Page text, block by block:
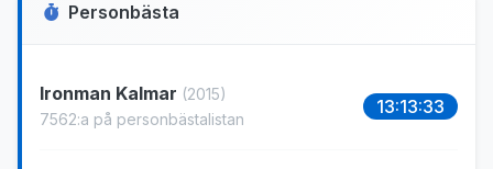
Personbästa
Ironman Kalmar (2015)
7562:a på personbästalistan
13:13:33